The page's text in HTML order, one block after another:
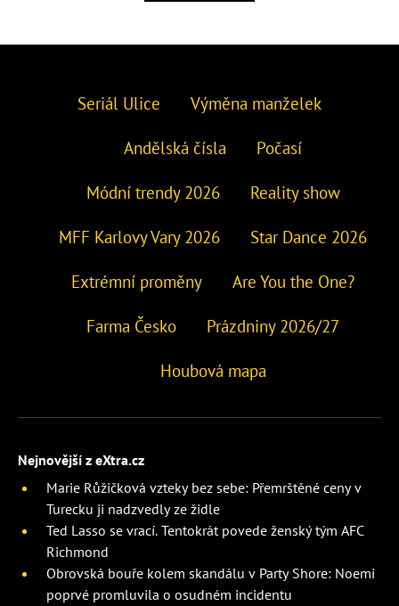
Seriál Ulice Výměna manželek
Andělská čísla Počasí
Módní trendy 2026 Reality show
MFF Karlovy Vary 2026 Star Dance 2026
Extrémní proměny Are You the One?
Farma Česko Prázdniny 2026/27
Houbová mapa
Nejnovější z eXtra.cz
Marie Růžičková vzteky bez sebe: Přemrštěné ceny v
Turecku ji nadzvedly ze židle
Ted Lasso se vrací. Tentokrát povede ženský tým AFC
Richmond
Obrovská bouře kolem skandálu v Party Shore: Noemi
poprvé promluvila o osudném incidentu